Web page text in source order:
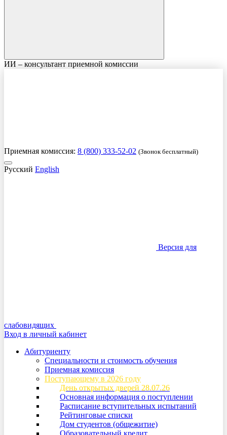
ИИ – консультант приемной комиссии
Приемная комиссия: 8 (800) 333-52-02 (Звонок бесплатный)
Русский English
Версия для
слабовидящих
Вход в личный кабинет
Абитуриенту
Специальности и стоимость обучения
Приемная комиссия
Поступающему в 2026 году
День открытых дверей 28.07.26
Основная информация о поступлении
Расписание вступительных испытаний
Рейтинговые списки
Дом студентов (общежитие)
Образовательный кредит